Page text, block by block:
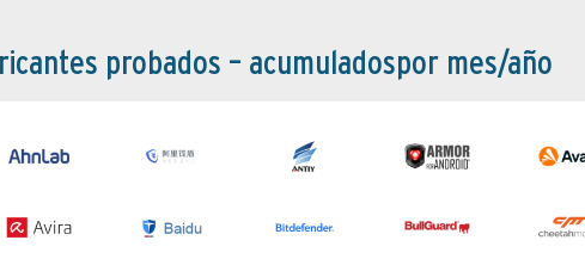
probados – acumuladospor mes/año